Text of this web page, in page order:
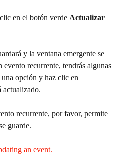
en el botón verde Actualizar
y la ventana emergente se
evento recurrente, tendrás algunas
opción y haz clic en
actualizado.
recurrente, por favor, permite
guarde.